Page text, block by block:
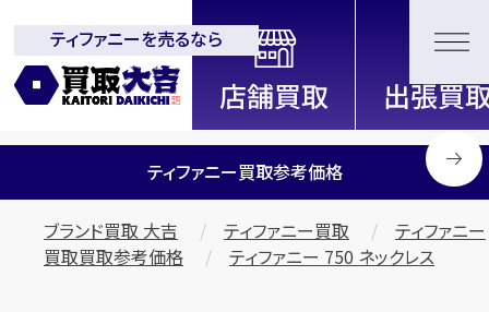
全国2200店舗以上展開中！
信頼と実績の買取専門店「買取大
吉」
ティファニーを売るなら
ティファニー買取参考価格
ブランド買取 大吉 ティファニー買取
ティファニー
買取買取参考価格
ティファニー 750 ネックレス